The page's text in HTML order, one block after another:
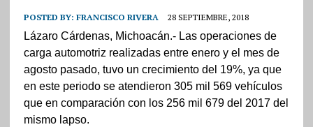
POSTED BY: FRANCISCO RIVERA 28 SEPTIEMBRE, 2018
Lázaro Cárdenas, Michoacán.- Las operaciones de
carga automotriz realizadas entre enero y el mes de
agosto pasado, tuvo un crecimiento del 19%, ya que
en este periodo se atendieron 305 mil 569 vehículos
que en comparación con los 256 mil 679 del 2017 del
mismo lapso.